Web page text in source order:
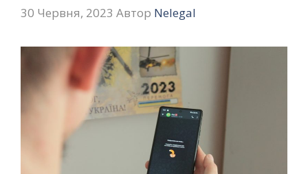
30 Червня, 2023 Автор Nelegal